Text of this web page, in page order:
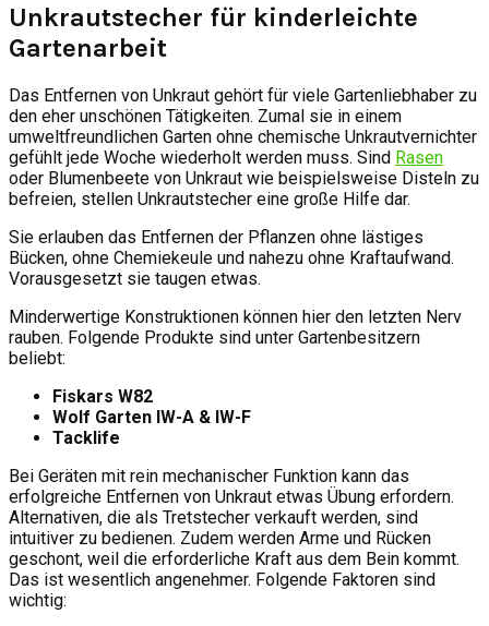
Unkrautstecher für kinderleichte
Gartenarbeit
Das Entfernen von Unkraut gehört für viele Gartenliebhaber zu
den eher unschönen Tätigkeiten. Zumal sie in einem
umweltfreundlichen Garten ohne chemische Unkrautvernichter
gefühlt jede Woche wiederholt werden muss. Sind Rasen
oder Blumenbeete von Unkraut wie beispielsweise Disteln zu
befreien, stellen Unkrautstecher eine große Hilfe dar.
Sie erlauben das Entfernen der Pflanzen ohne lästiges
Bücken, ohne Chemiekeule und nahezu ohne Kraftaufwand.
Vorausgesetzt sie taugen etwas.
Minderwertige Konstruktionen können hier den letzten Nerv
rauben. Folgende Produkte sind unter Gartenbesitzern
beliebt:
Fiskars W82
Wolf Garten IW-A & IW-F
Tacklife
Bei Geräten mit rein mechanischer Funktion kann das
erfolgreiche Entfernen von Unkraut etwas Übung erfordern.
Alternativen, die als Tretstecher verkauft werden, sind
intuitiver zu bedienen. Zudem werden Arme und Rücken
geschont, weil die erforderliche Kraft aus dem Bein kommt.
Das ist wesentlich angenehmer. Folgende Faktoren sind
wichtig: